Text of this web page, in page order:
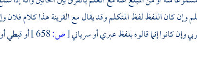
كان اللفظ لفظ المتكلم وقد يقال مع القرينة هذا كلام فلان
وإن كانوا إنما قالوه بلفظ عبري أو سرياني[ص:
أو قبطي